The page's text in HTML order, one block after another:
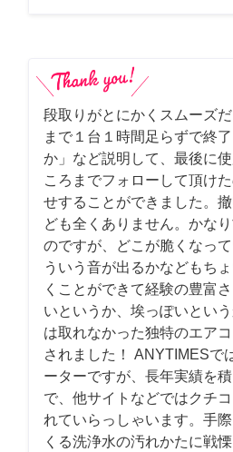
段取りがとにかくスムーズ
まで１台１時間足らずで終
か」など説明して、最後に
ころまでフォローして頂け
せすることができました。
ども全くありません。かな
のですが、どこが脆くなっ
ういう音が出るかなどもち
くことができて経験の豊富
いというか、埃っぽいとい
は取れなかった独特のエア
されました！ ANYTIMESで
ーターですが、長年実績を
で、他サイトなどではクチ
れていらっしゃいます。手
くる洗浄水の汚れかたに戦